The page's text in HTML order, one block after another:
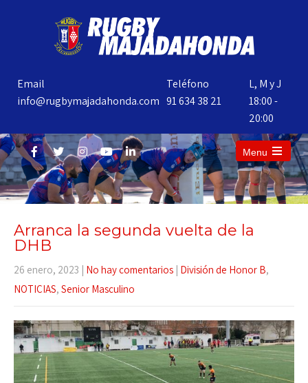
Email
info@rugbymajadahonda.com
Teléfono
91 634 38 21
L, M y J
18:00 -
20:00
Menu
Arranca la segunda vuelta de la
DHB
26 enero, 2023 | No hay comentarios | División de Honor B,
NOTICIAS, Senior Masculino